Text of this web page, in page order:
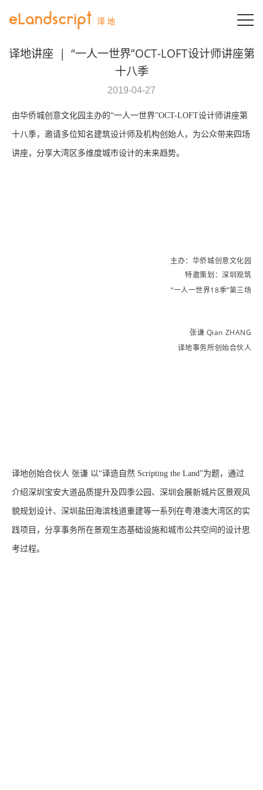
译地讲座 | “一人一世界”OCT-LOFT设计师讲座第
十八季
2019-04-27
由华侨城创意文化园主办的“一人一世界”OCT-LOFT设计师讲座第
十八季，邀请多位知名建筑设计师及机构创始人，为公众带来四场
讲座，分享大湾区多维度城市设计的未来趋势。
主办：华侨城创意文化园
特邀策划：深圳观筑
“一人一世界18季”第三场
张谦 Qian ZHANG
译地事务所创始合伙人
译地创始合伙人 张谦 以“译造自然 Scripting the Land”为题，通过
介绍深圳宝安大道品质提升及四季公园、深圳会展新城片区景观风
貌规划设计、深圳盐田海滨栈道重建等一系列在粤港澳大湾区的实
践项目，分享事务所在景观生态基础设施和城市公共空间的设计思
考过程。